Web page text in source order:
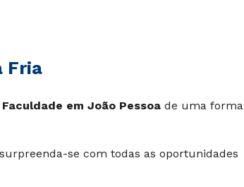
Fria
Faculdade em João Pessoa de uma forma
se com todas as oportunidades